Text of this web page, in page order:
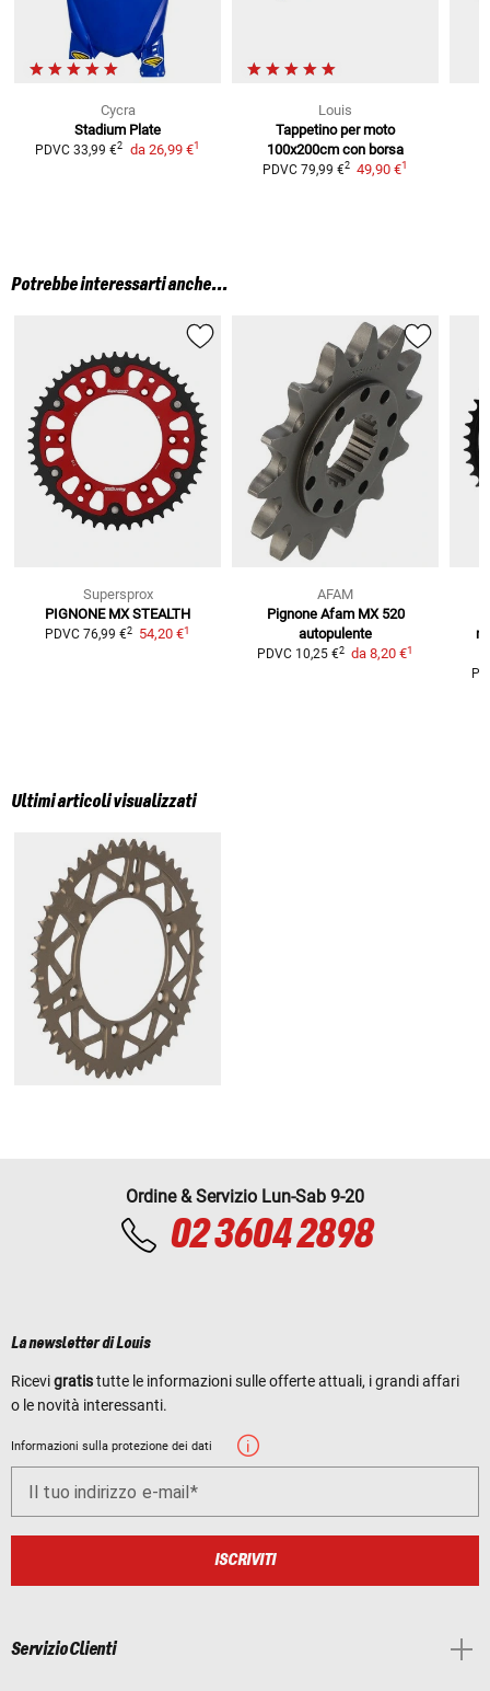
Cycra
Stadium Plate
PDVC 33,99 €2 da 26,99 €1
Louis
Tappetino per moto
100x200cm con borsa
PDVC 79,99 €2 49,90 €1
Potrebbe interessarti anche...
Supersprox
PIGNONE MX STEALTH
PDVC 76,99 €2 54,20 €1
AFAM
Pignone Afam MX 520
autopulente
PDVC 10,25 €2 da 8,20 €1
Ultimi articoli visualizzati
Ordine & Servizio Lun-Sab 9-20
02 3604 2898
La newsletter di Louis
Ricevigratistutte le informazioni sulle offerte attuali, i grandi affari
o le novità interessanti.
Informazioni sulla protezione dei dati
Il tuo indirizzo e-mail
ISCRIVITI
Servizio Clienti